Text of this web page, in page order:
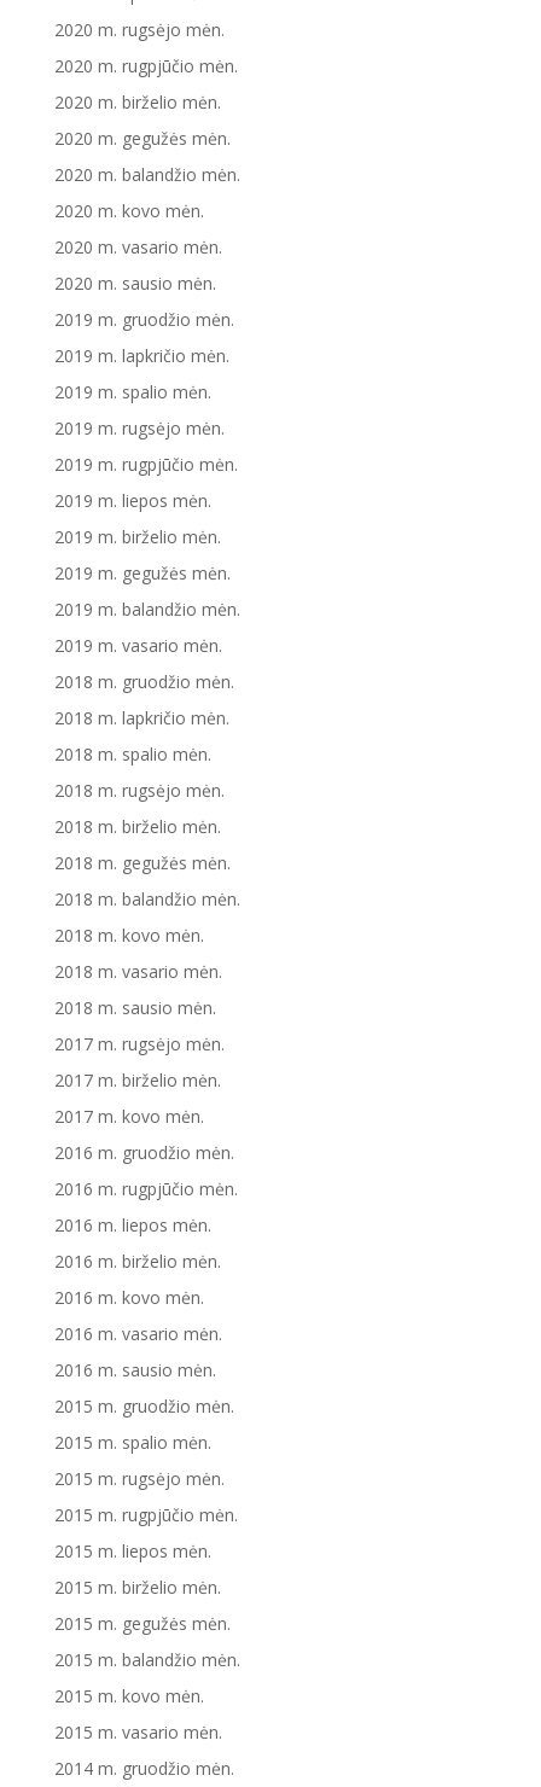
2020 m. rugsėjo mėn.
2020 m. rugpjūčio mėn.
2020 m. birželio mėn.
2020 m. gegužės mėn.
2020 m. balandžio mėn.
2020 m. kovo mėn.
2020 m. vasario mėn.
2020 m. sausio mėn.
2019 m. gruodžio mėn.
2019 m. lapkričio mėn.
2019 m. spalio mėn.
2019 m. rugsėjo mėn.
2019 m. rugpjūčio mėn.
2019 m. liepos mėn.
2019 m. birželio mėn.
2019 m. gegužės mėn.
2019 m. balandžio mėn.
2019 m. vasario mėn.
2018 m. gruodžio mėn.
2018 m. lapkričio mėn.
2018 m. spalio mėn.
2018 m. rugsėjo mėn.
2018 m. birželio mėn.
2018 m. gegužės mėn.
2018 m. balandžio mėn.
2018 m. kovo mėn.
2018 m. vasario mėn.
2018 m. sausio mėn.
2017 m. rugsėjo mėn.
2017 m. birželio mėn.
2017 m. kovo mėn.
2016 m. gruodžio mėn.
2016 m. rugpjūčio mėn.
2016 m. liepos mėn.
2016 m. birželio mėn.
2016 m. kovo mėn.
2016 m. vasario mėn.
2016 m. sausio mėn.
2015 m. gruodžio mėn.
2015 m. spalio mėn.
2015 m. rugsėjo mėn.
2015 m. rugpjūčio mėn.
2015 m. liepos mėn.
2015 m. birželio mėn.
2015 m. gegužės mėn.
2015 m. balandžio mėn.
2015 m. kovo mėn.
2015 m. vasario mėn.
2014 m. gruodžio mėn.